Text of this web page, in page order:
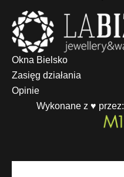
Okna Bielsko
Zasięg działania
Opinie
Wykonane z ♥ przez: